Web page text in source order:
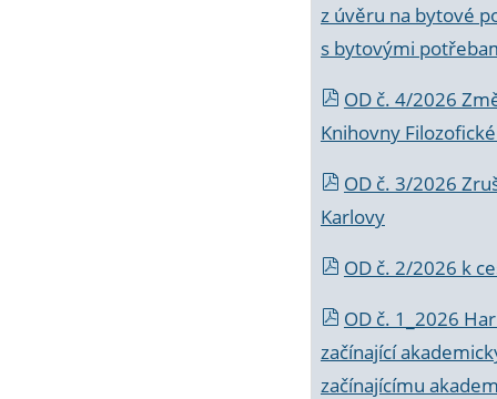
z úvěru na bytové
s bytovými
OD č. 4/2026
Knihovny
OD č. 3/2026
Karlovy
OD č. 2/2026 k
OD č. 1_2026
začínající
začínajícímu